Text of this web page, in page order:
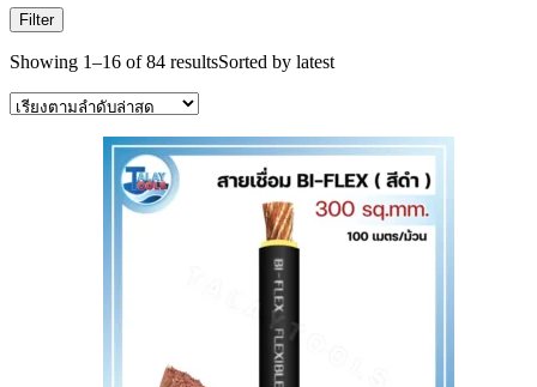
Filter
Showing 1–16 of 84 resultsSorted by latest